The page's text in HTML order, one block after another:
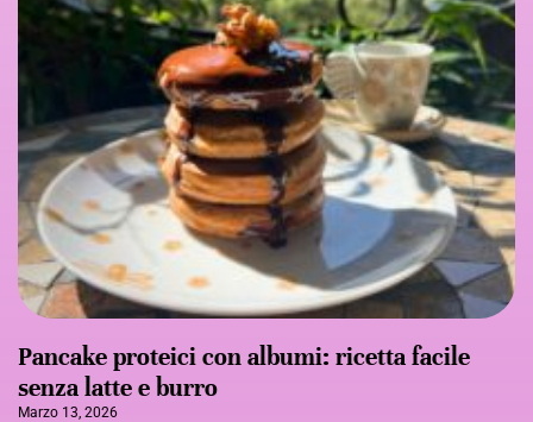
Pancake proteici con albumi: ricetta facile
senza latte e burro
Marzo 13, 2026